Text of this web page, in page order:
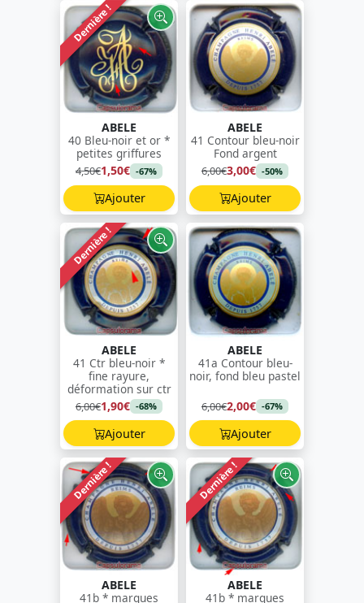
Dernière !
ABELE
40 Bleu-noir et or *
petites griffures
4,50€1,50€ -67%
Ajouter
ABELE
41 Contour bleu-noir
Fond argent
6,00€3,00€ -50%
Ajouter
Dernière !
ABELE
41 Ctr bleu-noir *
fine rayure,
déformation sur ctr
6,00€1,90€ -68%
Ajouter
ABELE
41a Contour bleu-
noir, fond bleu pastel
6,00€2,00€ -67%
Ajouter
Dernière !
ABELE
41b * marques
Dernière !
ABELE
41b * marques